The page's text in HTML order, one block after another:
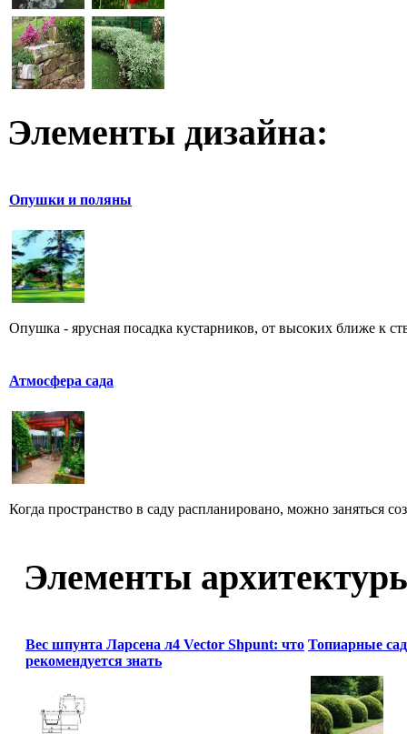
Элементы дизайна:
Опушки и поляны
Опушка - ярусная посадка кустарников, от высоких ближе к
Атмосфера сада
Когда пространство в саду распланировано, можно заняться
Элементы
Вес шпунта Ларсена л4 Vector Shpunt: что
рекомендуется знать
Топиарные